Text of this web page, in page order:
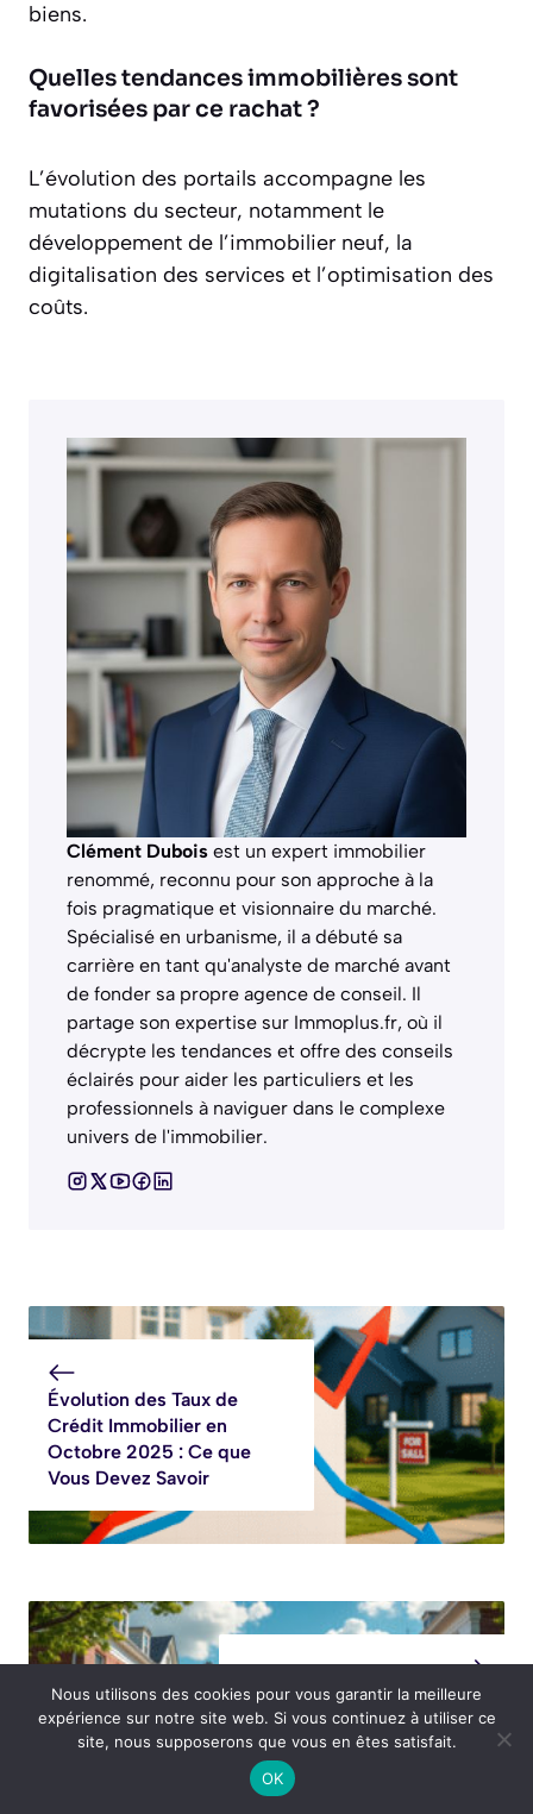
biens.
Quelles tendances immobilières sont
favorisées par ce rachat ?
L’évolution des portails accompagne les
mutations du secteur, notamment le
développement de l’immobilier neuf, la
digitalisation des services et l’optimisation des
coûts.
Clément Dubois est un expert immobilier
renommé, reconnu pour son approche à la
fois pragmatique et visionnaire du marché.
Spécialisé en urbanisme, il a débuté sa
carrière en tant qu'analyste de marché avant
de fonder sa propre agence de conseil. Il
partage son expertise sur Immoplus.fr, où il
décrypte les tendances et offre des conseils
éclairés pour aider les particuliers et les
professionnels à naviguer dans le complexe
univers de l'immobilier.
Évolution des Taux de
Crédit Immobilier en
Octobre 2025 : Ce que
Vous Devez Savoir
Le marché de l’immobilier
ancien : Century 21 révèle
une forte reprise des prix
Nous utilisons des cookies pour vous garantir la meilleure
expérience sur notre site web. Si vous continuez à utiliser ce
site, nous supposerons que vous en êtes satisfait.
OK